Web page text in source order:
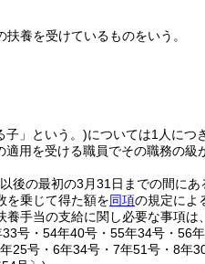
養を受けているものをいう。
子」という。)については1人につ
適用を受ける職員でその職務の級
後の最初の3月31日までの間に
を乗じて得た額を同項の規定によ
手当の支給に関し必要な事項は
号・54年40号・55年34号・56
号・6年34号・7年51号・8年